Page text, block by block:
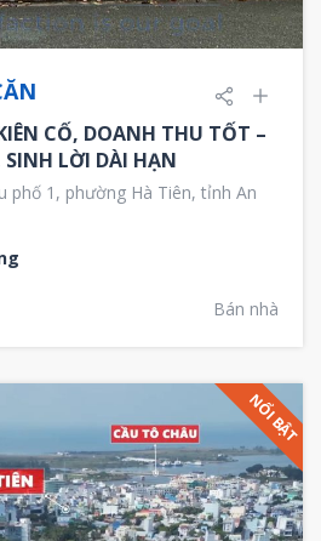
CỐ, DOANH THU TỐT –
LỜI DÀI HẠN
phố 1, phường Hà Tiên, tỉnh An
Bán nhà
NỔI BẬT